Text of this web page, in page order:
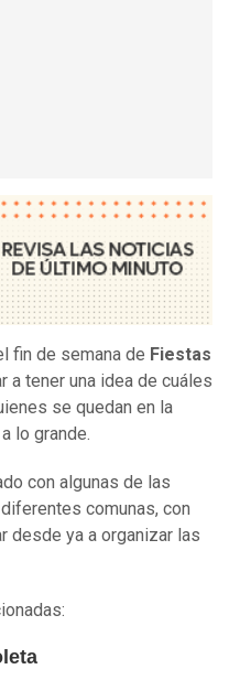
fin de semana de Fiestas
a tener una idea de cuáles
se quedan en la
lo grande.
con algunas de las
comunas, con
desde ya a organizar las